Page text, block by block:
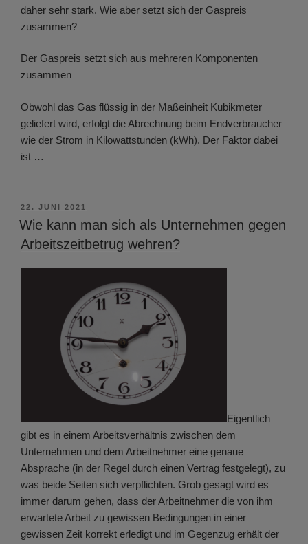
daher sehr stark. Wie aber setzt sich der Gaspreis
zusammen?
Der Gaspreis setzt sich aus mehreren Komponenten
zusammen
Obwohl das Gas flüssig in der Maßeinheit Kubikmeter
geliefert wird, erfolgt die Abrechnung beim Endverbraucher
wie der Strom in Kilowattstunden (kWh). Der Faktor dabei
ist …
VERÖFFENTLICHT
AM
22. JUNI 2021
Wie kann man sich als Unternehmen gegen
Arbeitszeitbetrug wehren?
Eigentlich
gibt es in einem Arbeitsverhältnis zwischen dem
Unternehmen und dem Arbeitnehmer eine genaue
Absprache (in der Regel durch einen Vertrag festgelegt), zu
was beide Seiten sich verpflichten. Grob gesagt wird es
immer darum gehen, dass der Arbeitnehmer die von ihm
erwartete Arbeit zu gewissen Bedingungen in einer
gewissen Zeit korrekt erledigt und im Gegenzug erhält der